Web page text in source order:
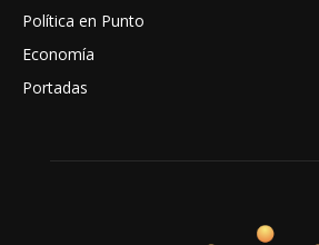
Política en Punto
Economía
Portadas